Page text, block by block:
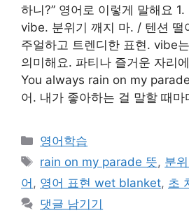
하니?” 영어로 이렇게 말해요
vibe. 분위기 깨지 마. / 텐션 떨
주얼하고 트렌디한 표현. vibe는
의미해요. 파티나 즐거운 자리
You always rain on my
어. 내가 좋아하는 걸 말할 때
카
리
영어학습
태
그
rain on my parade 뜻, 분
어 , 영어 표현 wet blanket, 초
댓글 남기기